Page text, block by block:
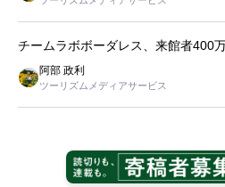
チームラボボーダレス、来館者400
阿部 政利
ツーリズムメディアサービス